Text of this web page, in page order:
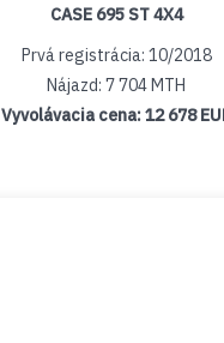
CASE 695 ST 4X4
Prvá registrácia: 10/2018
Nájazd: 7 704 MTH
Vyvolávacia cena:12 678